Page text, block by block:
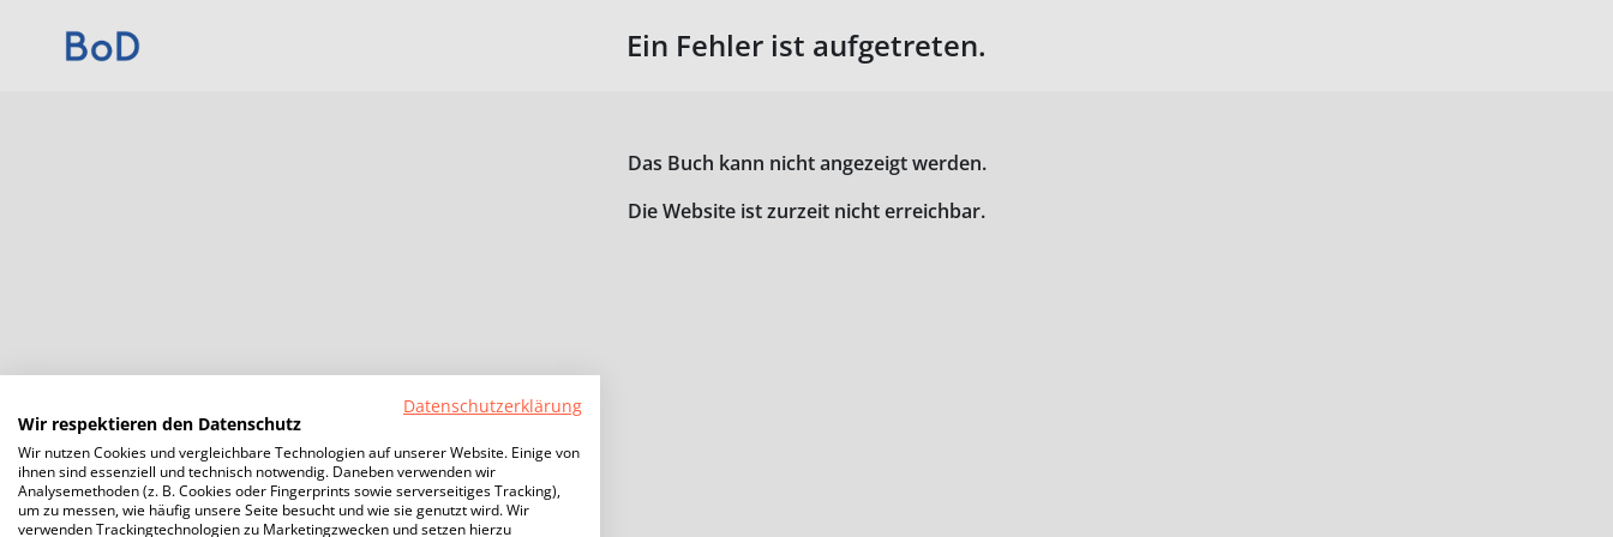
Ein Fehler ist aufgetreten.
Das Buch kann nicht angezeigt werden.
Die Website ist zurzeit nicht erreichbar.
Datenschutzerklärung
Wir respektieren den Datenschutz
Wir nutzen Cookies und vergleichbare Technologien auf unserer Website. Einige von
ihnen sind essenziell und technisch notwendig. Daneben verwenden wir
Analysemethoden (z. B. Cookies oder Fingerprints sowie serverseitiges Tracking),
um zu messen, wie häufig unsere Seite besucht und wie sie genutzt wird. Wir
verwenden Trackingtechnologien zu Marketingzwecken und setzen hierzu